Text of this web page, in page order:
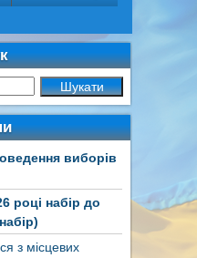
виборів
році набір до
з місцевих